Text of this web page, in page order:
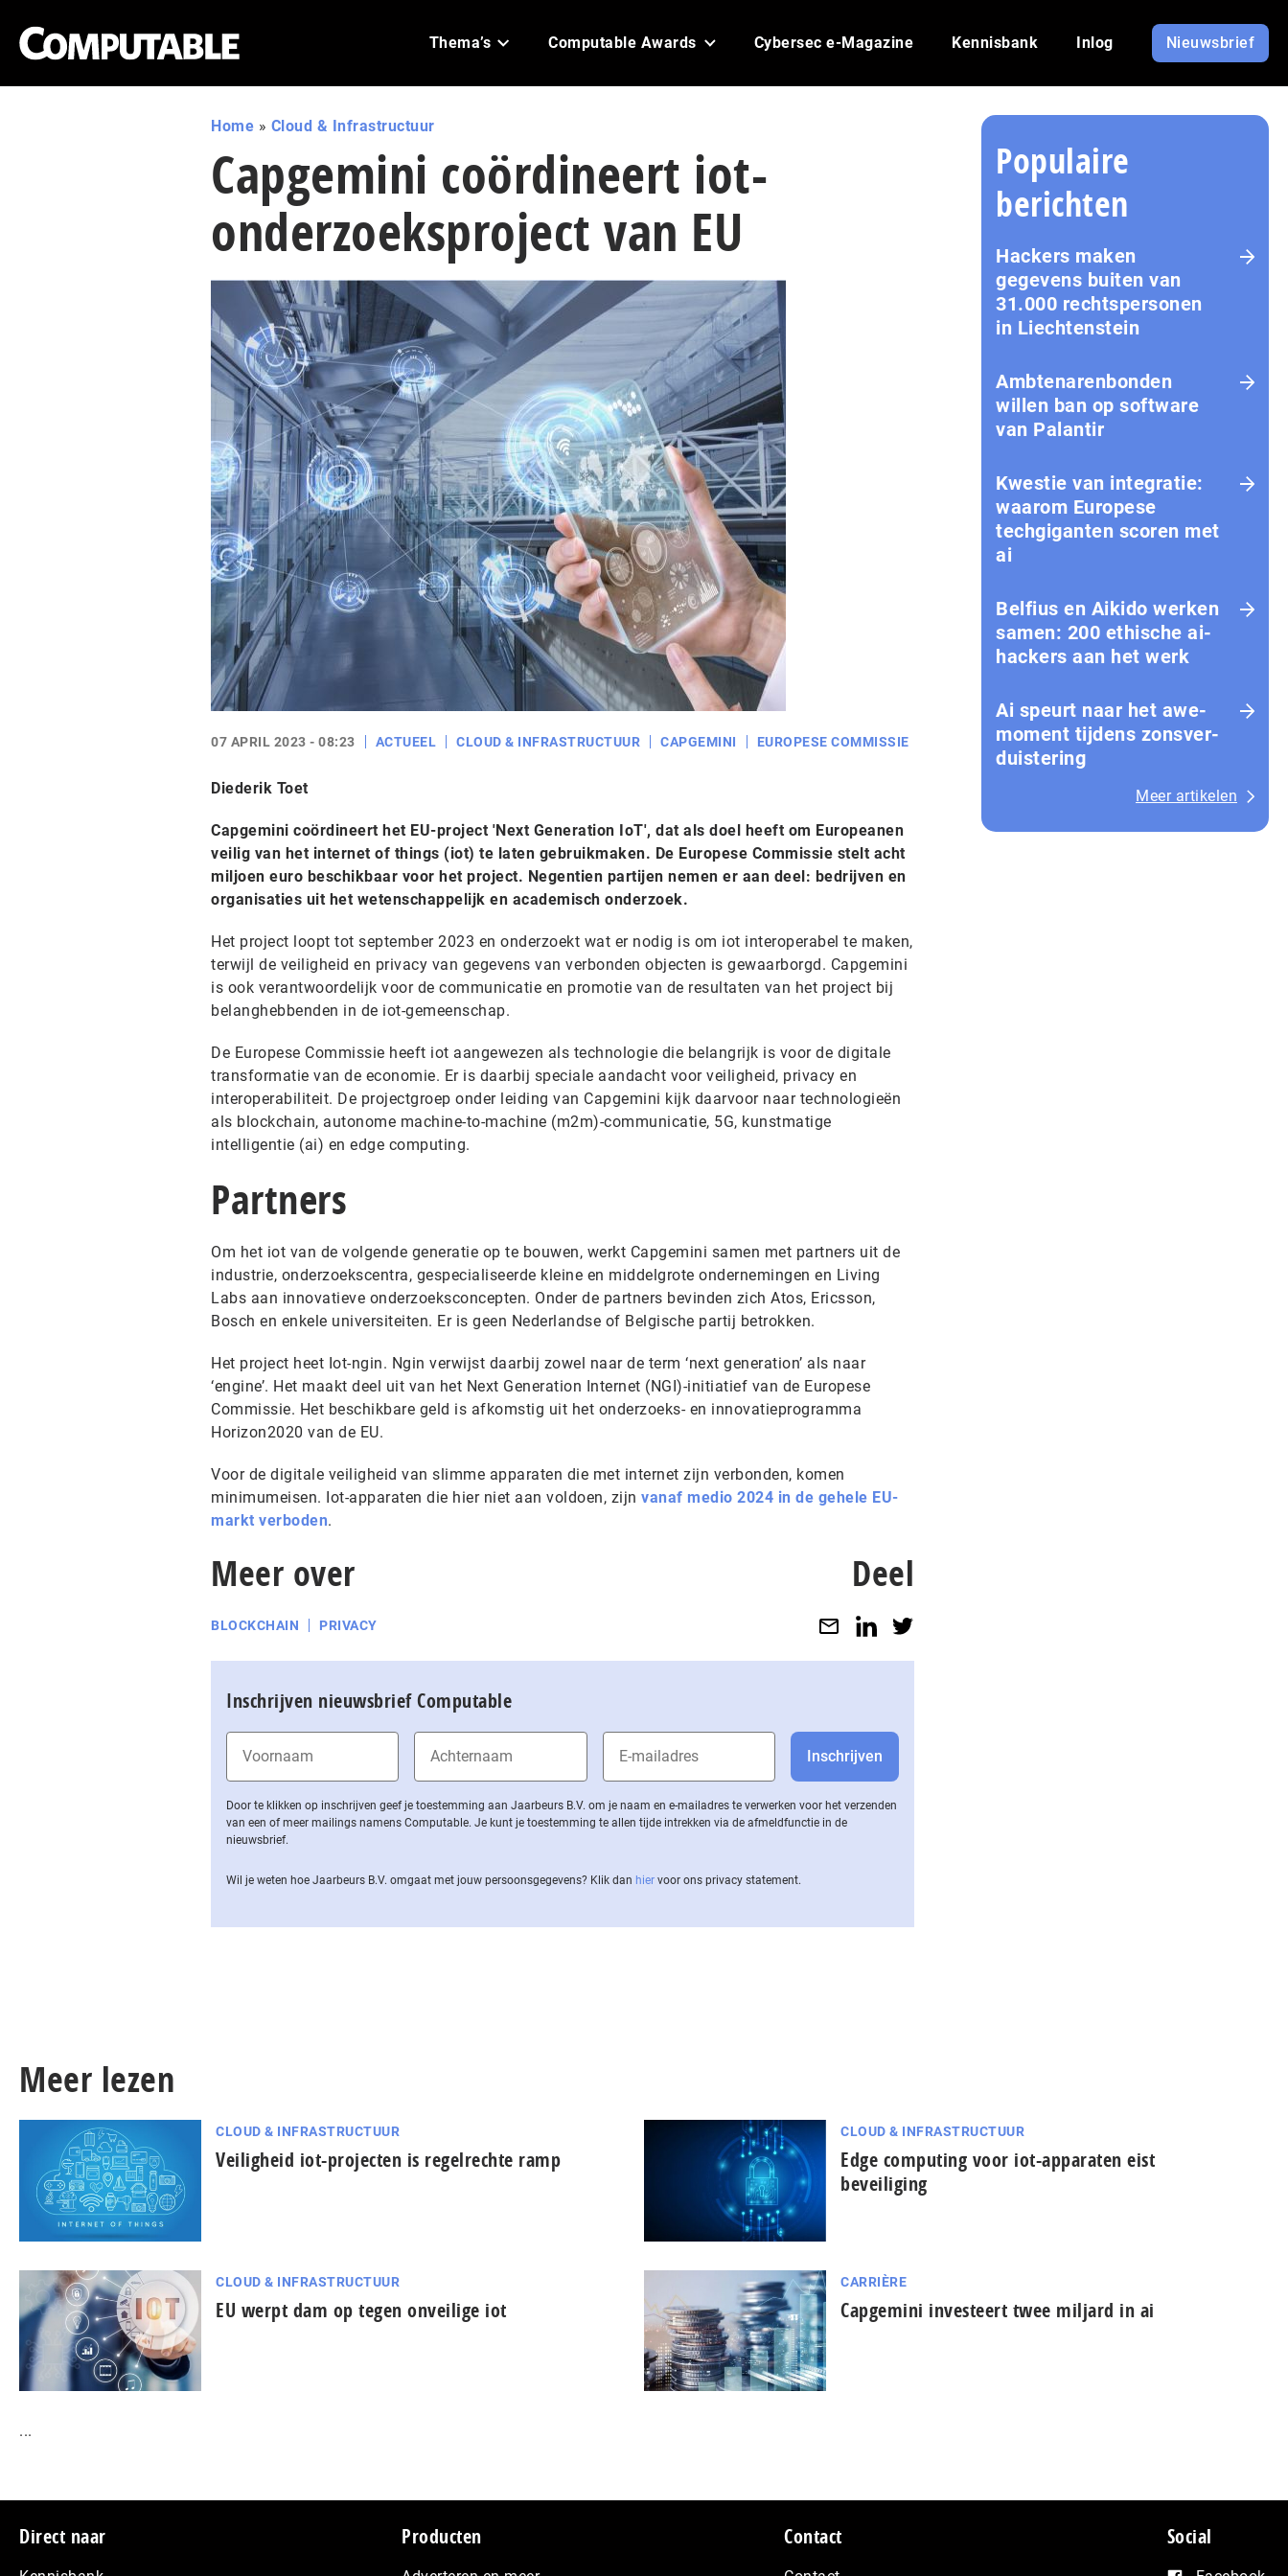
Thema’s Computable Awards Cybersec e-Magazine Kennisbank Inlog Nieuwsbrief
Home » Cloud & Infrastructuur
Capgemini coördineert iot-
onderzoeksproject van EU
07 APRIL 2023 - 08:23 ACTUEEL CLOUD & INFRASTRUCTUUR CAPGEMINI EUROPESE COMMISSIE
Diederik Toet
Capgemini coördineert het EU-project 'Next Generation IoT', dat als doel heeft om Europeanen
veilig van het internet of things (iot) te laten gebruikmaken. De Europese Commissie stelt acht
miljoen euro beschikbaar voor het project. Negentien partijen nemen er aan deel: bedrijven en
organisaties uit het wetenschappelijk en academisch onderzoek.
Het project loopt tot september 2023 en onderzoekt wat er nodig is om iot interoperabel te maken,
terwijl de veiligheid en privacy van gegevens van verbonden objecten is gewaarborgd. Capgemini
is ook verantwoordelijk voor de communicatie en promotie van de resultaten van het project bij
belanghebbenden in de iot-gemeenschap.
De Europese Commissie heeft iot aangewezen als technologie die belangrijk is voor de digitale
transformatie van de economie. Er is daarbij speciale aandacht voor veiligheid, privacy en
interoperabiliteit. De projectgroep onder leiding van Capgemini kijk daarvoor naar technologieën
als blockchain, autonome machine-to-machine (m2m)-communicatie, 5G, kunstmatige
intelligentie (ai) en edge computing.
Partners
Om het iot van de volgende generatie op te bouwen, werkt Capgemini samen met partners uit de
industrie, onderzoekscentra, gespecialiseerde kleine en middelgrote ondernemingen en Living
Labs aan innovatieve onderzoeksconcepten. Onder de partners bevinden zich Atos, Ericsson,
Bosch en enkele universiteiten. Er is geen Nederlandse of Belgische partij betrokken.
Het project heet Iot-ngin. Ngin verwijst daarbij zowel naar de term ‘next generation’ als naar
‘engine’. Het maakt deel uit van het Next Generation Internet (NGI)-initiatief van de Europese
Commissie. Het beschikbare geld is afkomstig uit het onderzoeks- en innovatieprogramma
Horizon2020 van de EU.
Voor de digitale veiligheid van slimme apparaten die met internet zijn verbonden, komen
minimumeisen. Iot-apparaten die hier niet aan voldoen, zijn vanaf medio 2024 in de gehele EU-
markt verboden.
Meer over
BLOCKCHAIN PRIVACY
Deel
Inschrijven nieuwsbrief Computable
Door te klikken op inschrijven geef je toestemming aan Jaarbeurs B.V. om je naam en e-mailadres te verwerken voor het verzenden
van een of meer mailings namens Computable. Je kunt je toestemming te allen tijde intrekken via de af­meld­func­tie in de
nieuwsbrief.
Wil je weten hoe Jaarbeurs B.V. omgaat met jouw per­soons­ge­ge­vens? Klik dan hier voor ons privacy statement.
Populaire
berichten
Hackers maken
gegevens buiten van
31.000 rechtspersonen
in Liechtenstein
Amb­te­na­ren­bon­den
willen ban op software
van Palantir
Kwestie van integratie:
waarom Europese
techgiganten scoren met
ai
Belfius en Aikido werken
samen: 200 ethische ai-
hackers aan het werk
Ai speurt naar het awe-
moment tijdens zons­ver­
duis­te­ring
Meer artikelen
Meer lezen
CLOUD & INFRASTRUCTUUR
Veiligheid iot-projecten is regelrechte ramp
CLOUD & INFRASTRUCTUUR
Edge computing voor iot-apparaten eist
beveiliging
CLOUD & INFRASTRUCTUUR
EU werpt dam op tegen onveilige iot
CARRIÈRE
Capgemini investeert twee miljard in ai
...
Footer
Direct naar Producten Contact Social